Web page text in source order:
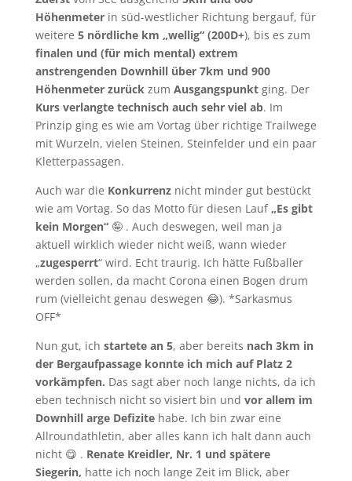
Höhenmeter in süd-westlicher Richtung bergauf, für
weitere 5 nördliche km „wellig“ (200D+), bis es zum
finalen und (für mich mental) extrem
anstrengenden Downhill über 7km und 900
Höhenmeter zurückzum Ausgangspunktging. Der
Kurs verlangte technisch auch sehr viel ab. Im
Prinzip ging es wie am Vortag über richtige Trailwege
mit Wurzeln, vielen Steinen, Steinfelder und ein paar
Kletterpassagen.
Auch war die Konkurrenz nicht minder gut bestückt
wie am Vortag. So das Motto für diesen Lauf„Es gibt
kein Morgen“ 🤪 . Auch deswegen, weil man ja
aktuell wirklich wieder nicht weiß, wann wieder
„zugesperrt“ wird. Echt traurig. Ich hätte Fußballer
werden sollen, da macht Corona einen Bogen drum
rum (vielleicht genau deswegen 😂). *Sarkasmus
OFF*
Nun gut, ich startete an 5, aber bereits nach 3km in
der Bergaufpassage konnte ich mich auf Platz 2
vorkämpfen. Das sagt aber noch lange nichts, da ich
eben technisch nicht so visiert bin und vor allem im
Downhill arge Defizitehabe. Ich bin zwar eine
Allroundathletin, aber alles kann ich halt dann auch
nicht 😋 . Renate Kreidler, Nr. 1 und spätere
Siegerin, hatte ich noch lange Zeit im Blick, aber